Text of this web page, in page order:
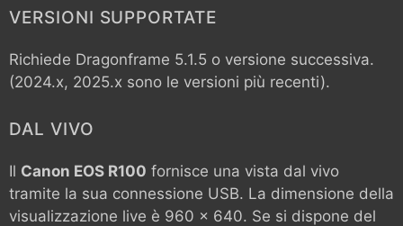
VERSIONI SUPPORTATE
Richiede Dragonframe 5.1.5 o versione successiva.
(2024.x, 2025.x sono le versioni più recenti).
DAL VIVO
Il Canon EOS R100 fornisce una vista dal vivo
tramite la sua connessione USB. La dimensione della
visualizzazione live è 960 x 640. Se si dispone del